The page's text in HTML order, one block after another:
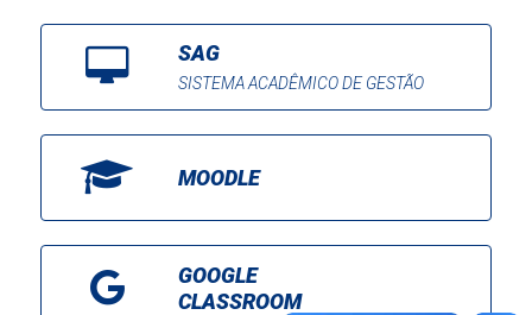
SAG
SISTEMA ACADÊMICO DE GESTÃO
MOODLE
GOOGLE
CLASSROOM